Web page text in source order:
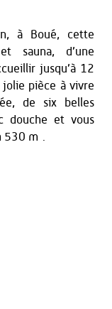
à Boué, cette
sauna, d’une
jusqu’à 12
jolie pièce à vivre
de six belles
douche et vous
m².